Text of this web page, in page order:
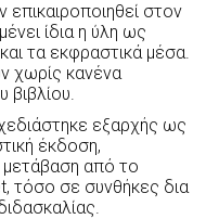
επικαιροποιηθεί στον
ίδια η ύλη ως
τα εκφραστικά μέσα.
χωρίς κανένα
βιβλίου.
εξαρχής ως
έκδοση,
από το
τόσο σε συνθήκες δια